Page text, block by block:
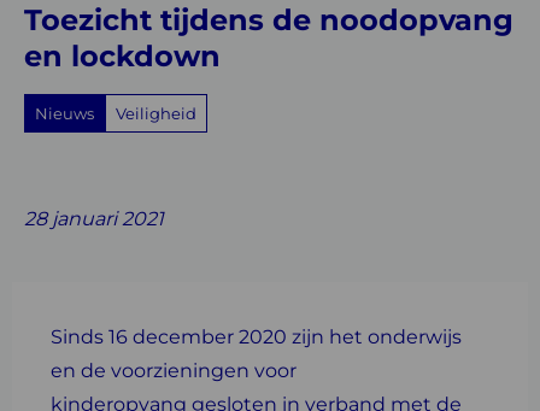
Toezicht tijdens de noodopvang
en lockdown
Nieuws Veiligheid
on on
on with
28 januari 2021
Sinds 16 december 2020 zijn het onderwijs
en de voorzieningen voor
kinderopvang gesloten in verband met de